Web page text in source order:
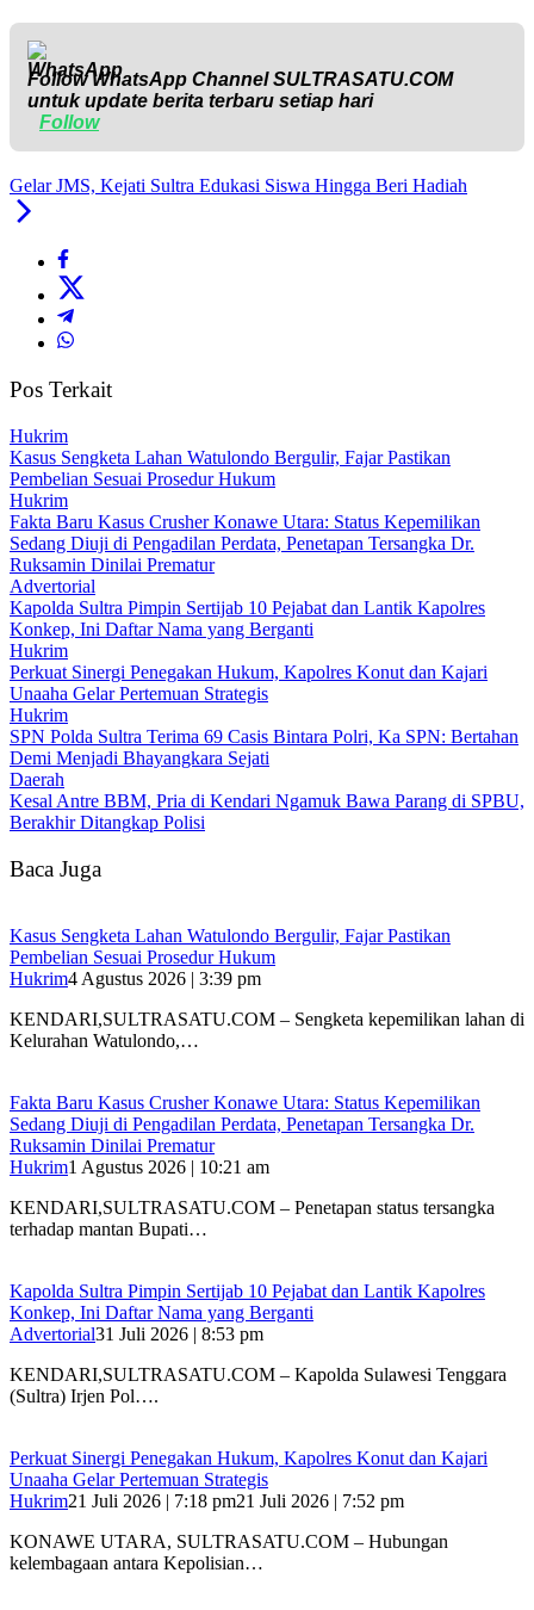
Follow WhatsApp ChannelSULTRASATU.COM
untuk update berita terbaru setiap hari
Follow
Gelar JMS, Kejati Sultra Edukasi Siswa Hingga Beri Hadiah
Pos Terkait
Hukrim
‎Kasus Sengketa Lahan Watulondo Bergulir, Fajar Pastikan
Pembelian Sesuai Prosedur Hukum
Hukrim
Fakta Baru Kasus Crusher Konawe Utara: Status Kepemilikan
Sedang Diuji di Pengadilan Perdata, Penetapan Tersangka Dr.
Ruksamin Dinilai Prematur
Advertorial
‎Kapolda Sultra Pimpin Sertijab 10 Pejabat dan Lantik Kapolres
Konkep, Ini Daftar Nama yang Berganti
Hukrim
‎Perkuat Sinergi Penegakan Hukum, Kapolres Konut dan Kajari
Unaaha Gelar Pertemuan Strategis
Hukrim
SPN Polda Sultra Terima 69 Casis Bintara Polri, Ka SPN: Bertahan
Demi Menjadi Bhayangkara Sejati
Daerah
Kesal Antre BBM, Pria di Kendari Ngamuk Bawa Parang di SPBU,
Berakhir Ditangkap Polisi
Baca Juga
‎Kasus Sengketa Lahan Watulondo Bergulir, Fajar Pastikan
Pembelian Sesuai Prosedur Hukum
Hukrim4 Agustus 2026 | 3:39 pm
KENDARI,SULTRASATU.COM – ‎Sengketa kepemilikan lahan di
Kelurahan Watulondo,…
Fakta Baru Kasus Crusher Konawe Utara: Status Kepemilikan
Sedang Diuji di Pengadilan Perdata, Penetapan Tersangka Dr.
Ruksamin Dinilai Prematur
Hukrim1 Agustus 2026 | 10:21 am
KENDARI,SULTRASATU.COM – Penetapan status tersangka
terhadap mantan Bupati…
‎Kapolda Sultra Pimpin Sertijab 10 Pejabat dan Lantik Kapolres
Konkep, Ini Daftar Nama yang Berganti
Advertorial31 Juli 2026 | 8:53 pm
‎KENDARI,SULTRASATU.COM – Kapolda Sulawesi Tenggara
(Sultra) Irjen Pol….
‎Perkuat Sinergi Penegakan Hukum, Kapolres Konut dan Kajari
Unaaha Gelar Pertemuan Strategis
Hukrim21 Juli 2026 | 7:18 pm21 Juli 2026 | 7:52 pm
‎KONAWE UTARA, SULTRASATU.COM – Hubungan
kelembagaan antara Kepolisian…